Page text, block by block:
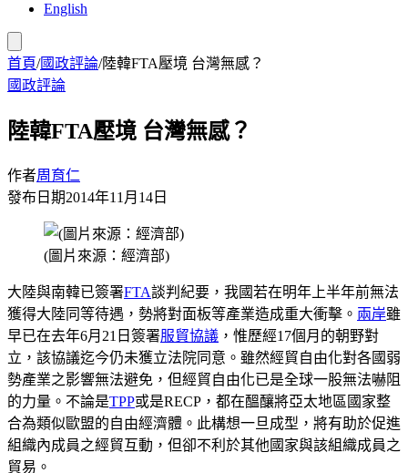
English
首頁/國政評論/陸韓FTA壓境 台灣無感？
國政評論
陸韓FTA壓境 台灣無感？
作者周育仁
發布日期2014年11月14日
(圖片來源：經濟部)
大陸與南韓已簽署FTA談判紀要，我國若在明年上半年前無法
獲得大陸同等待遇，勢將對面板等產業造成重大衝擊。 兩岸雖
早已在去年6月21日簽署服貿協議 ，惟歷經17個月的朝野對
立，該協議迄今仍未獲立法院同意。雖然經貿自由化對各國弱
勢產業之影響無法避免，但經貿自由化已是全球一股無法嚇阻
的力量。不論是TPP或是RECP，都在醞釀將亞太地區國家整
合為類似歐盟的自由經濟體。此構想一旦成型，將有助於促進
組織內成員之經貿互動，但卻不利於其他國家與該組織成員之
貿易。